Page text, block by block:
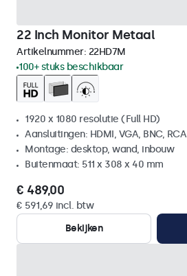
22 Inch Monitor Metaal
Artikelnummer: 22HD7M
100+ stuks beschikbaar
1920 x 1080 resolutie (Full HD)
Aansluitingen: HDMI, VGA, BNC, RCA
Montage: desktop, wand, inbouw
Buitenmaat: 511 x 308 x 40 mm
€ 489,00
€ 591,69 incl. btw
Bekijken